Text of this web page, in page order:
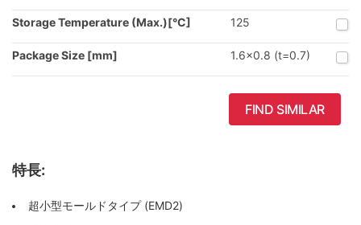
Storage Temperature (Max.)[°C] 125
Package Size [mm] 1.6x0.8 (t=0.7)
FIND SIMILAR
特長:
超小型モールドタイプ (EMD2)